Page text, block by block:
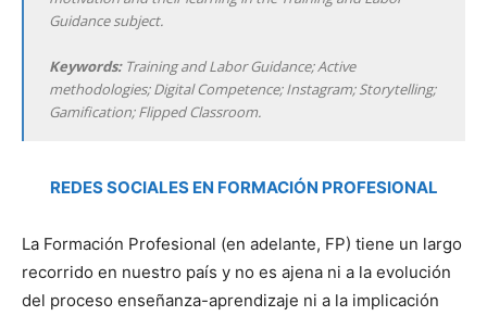
Guidance subject.
Keywords:Training and Labor Guidance; Active
methodologies; Digital Competence; Instagram; Storytelling;
Gamification; Flipped Classroom.
REDES SOCIALES EN FORMACIÓN PROFESIONAL
La Formación Profesional (en adelante, FP) tiene un largo
recorrido en nuestro país y no es ajena ni a la evolución
del proceso enseñanza-aprendizaje ni a la implicación